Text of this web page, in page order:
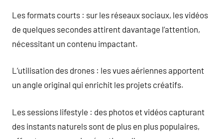
Les formats courts : sur les réseaux sociaux, les vidéos
de quelques secondes attirent davantage l’attention,
nécessitant un contenu impactant.
L’utilisation des drones : les vues aériennes apportent
un angle original qui enrichit les projets créatifs.
Les sessions lifestyle : des photos et vidéos capturant
des instants naturels sont de plus en plus populaires,